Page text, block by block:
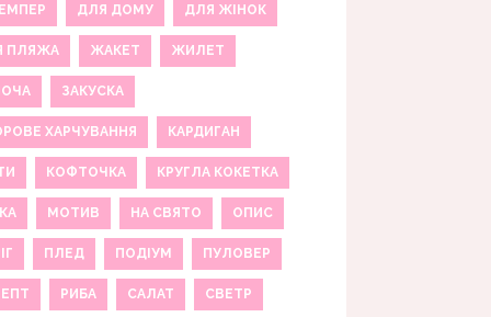
ДЛЯ ДОМУ ДЛЯ ЖІНОК
ПЛЯЖА ЖАКЕТ ЖИЛЕТ
ЗАКУСКА
ХАРЧУВАННЯ КАРДИГАН
КОФТОЧКА КРУГЛА КОКЕТКА
МОТИВ НА СВЯТО ОПИС
ПЛЕД ПОДІУМ ПУЛОВЕР
РИБА САЛАТ СВЕТР